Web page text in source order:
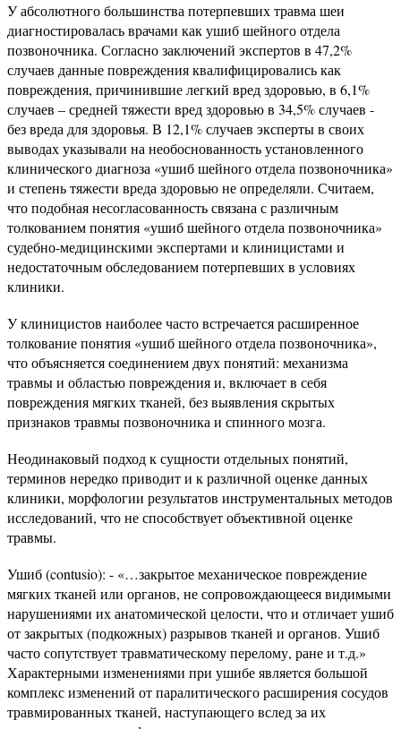
У абсолютного большинства потерпевших травма шеи
диагностировалась врачами как ушиб шейного отдела
позвоночника. Согласно заключений экспертов в 47,2%
случаев данные повреждения квалифицировались как
повреждения, причинившие легкий вред здоровью, в 6,1%
случаев – средней тяжести вред здоровью в 34,5% случаев -
без вреда для здоровья. В 12,1% случаев эксперты в своих
выводах указывали на необоснованность установленного
клинического диагноза «ушиб шейного отдела позвоночника»
и степень тяжести вреда здоровью не определяли. Считаем,
что подобная несогласованность связана с различным
толкованием понятия «ушиб шейного отдела позвоночника»
судебно-медицинскими экспертами и клиницистами и
недостаточным обследованием потерпевших в условиях
клиники.
У клиницистов наиболее часто встречается расширенное
толкование понятия «ушиб шейного отдела позвоночника»,
что объясняется соединением двух понятий: механизма
травмы и областью повреждения и, включает в себя
повреждения мягких тканей, без выявления скрытых
признаков травмы позвоночника и спинного мозга.
Неодинаковый подход к сущности отдельных понятий,
терминов нередко приводит и к различной оценке данных
клиники, морфологии результатов инструментальных методов
исследований, что не способствует объективной оценке
травмы.
Ушиб (contusio): - «…закрытое механическое повреждение
мягких тканей или органов, не сопровождающееся видимыми
нарушениями их анатомической целости, что и отличает ушиб
от закрытых (подкожных) разрывов тканей и органов. Ушиб
часто сопутствует травматическому перелому, ране и т.д.»
Характерными изменениями при ушибе является большой
комплекс изменений от паралитического расширения сосудов
травмированных тканей, наступающего вслед за их